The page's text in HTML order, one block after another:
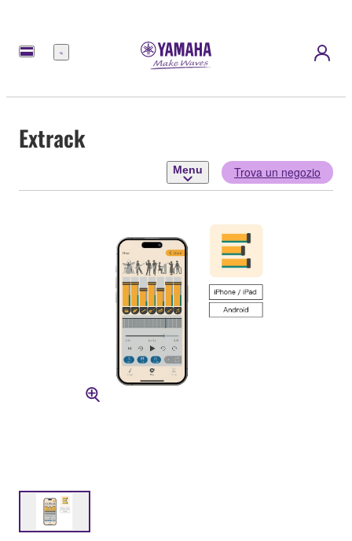
Menu
Extrack
Menu Trova un negozio